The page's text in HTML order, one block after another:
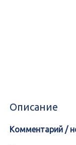
Описание
Комментарий /